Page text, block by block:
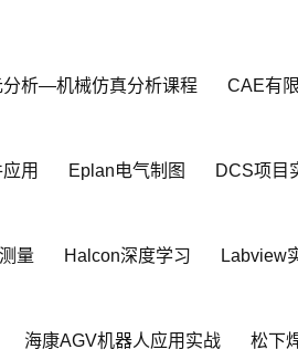
析—机械仿真分析课程 CAE有
用 Eplan电气制图 DCS项目
量 Halcon深度学习 Labview
海康AGV机器人应用实战 松下